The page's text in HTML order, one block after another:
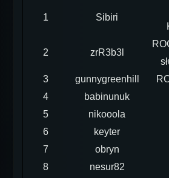
1 Sibiri
2 zrR3b3l
3
gunnygreenhill
4
babinunuk
5
nikooola
6
keyter
7
obryn
8
nesur82